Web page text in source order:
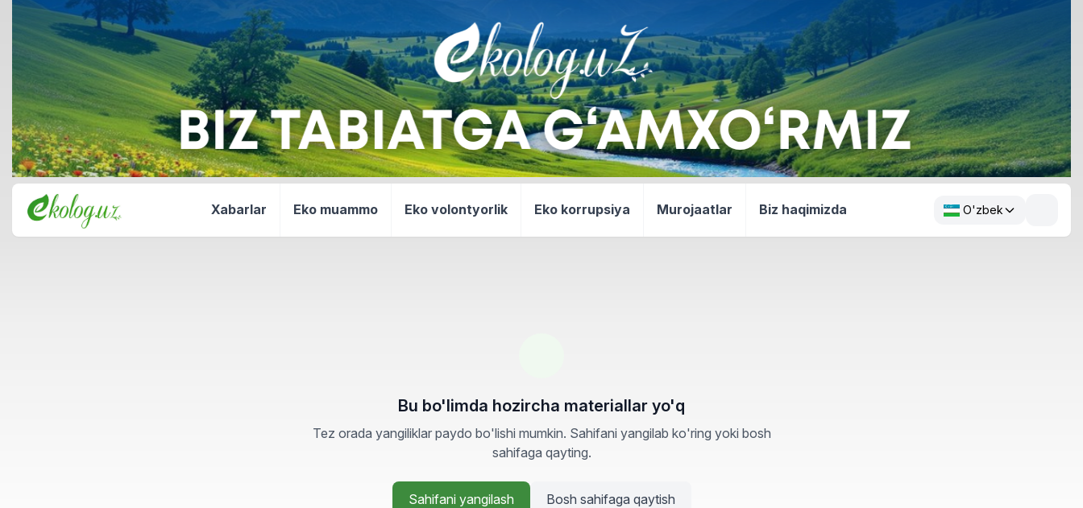
Xabarlar Eko muammo Eko volontyorlik Eko korrupsiya Murojaatlar Biz haqimizda O'zbek
Bu bo'limda hozircha materiallar yo'q
Tez orada yangiliklar paydo bo'lishi mumkin. Sahifani yangilab ko'ring yoki bosh
sahifaga qayting.
Sahifani yangilash Bosh sahifaga qaytish